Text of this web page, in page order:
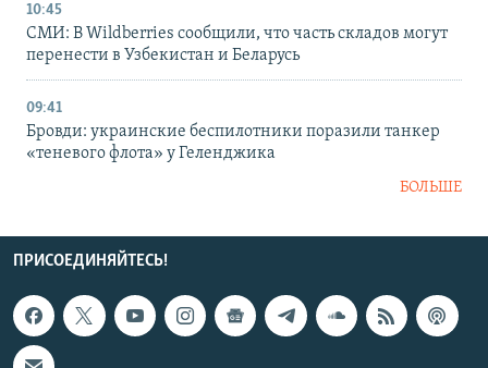
10:45
СМИ: В Wildberries сообщили, что часть складов могут
перенести в Узбекистан и Беларусь
09:41
Бровди: украинские беспилотники поразили танкер
«теневого флота» у Геленджика
БОЛЬШЕ
ПРИСОЕДИНЯЙТЕСЬ!